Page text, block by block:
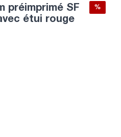
préimprimé SF
étui rouge
%